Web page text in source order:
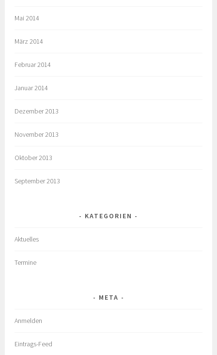
Mai 2014
März 2014
Februar 2014
Januar 2014
Dezember 2013
November 2013
Oktober 2013
September 2013
KATEGORIEN
Aktuelles
Termine
META
Anmelden
Eintrags-Feed